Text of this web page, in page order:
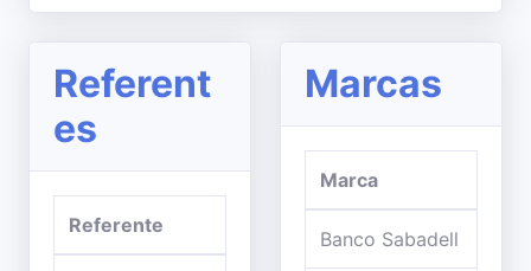
Referent
es
Referente
Marcas
Marca
Banco Sabadell